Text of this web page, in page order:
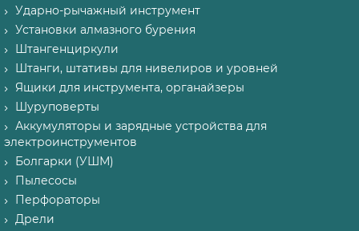
Ударно-рычажный инструмент
Установки алмазного бурения
Штангенциркули
Штанги, штативы для нивелиров и уровней
Ящики для инструмента, органайзеры
Шуруповерты
Аккумуляторы и зарядные устройства для
электроинструментов
Болгарки (УШМ)
Пылесосы
Перфораторы
Дрели